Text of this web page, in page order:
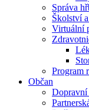
Správa
Školství
Virtuální
Program
Občan
Dopravní